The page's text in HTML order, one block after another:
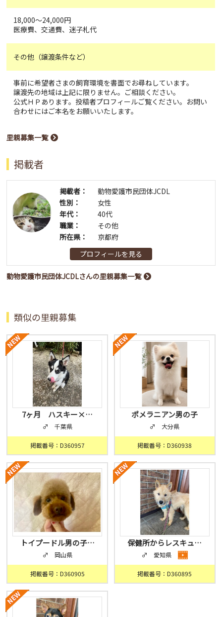
18,000～24,000円
医療費、交通費、迷子札代
その他（譲渡条件など）
事前に希望者さまの飼育環境を書面でお尋ねしています。
譲渡先の地域は上記に限りません。ご相談ください。
公式ＨＰあります。投稿者プロフィールご覧ください。お問い
合わせにはご本名をお願いいたします。
里親募集一覧
掲載者
掲載者：
動物愛護市民団体JCDL
性別：
女性
年代：
40代
職業：
その他
所在県：
京都府
プロフィールを見る
動物愛護市民団体JCDLさんの里親募集一覧
類似の里親募集
7ヶ月 ハスキー×…
♂ 千葉県
掲載番号：D360957
ポメラニアン男の子
♂ 大分県
掲載番号：D360938
トイプードル男の子…
♂ 岡山県
掲載番号：D360905
保健所からレスキュ…
♂ 愛知県
掲載番号：D360895